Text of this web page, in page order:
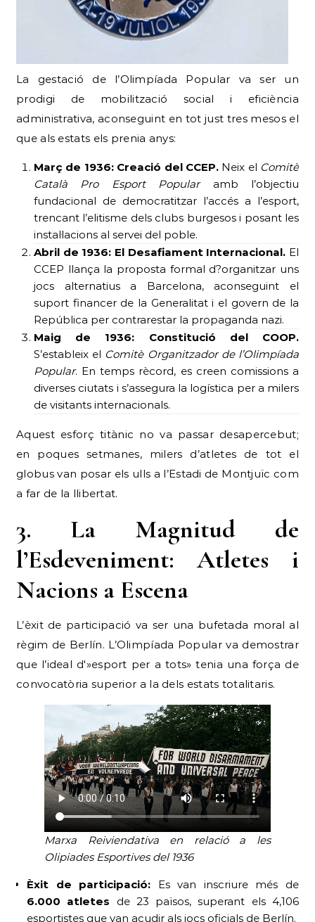
La gestació de l’Olimpíada Popular va ser un
prodigi de mobilització social i eficiència
administrativa, aconseguint en tot just tres mesos el
que als estats els prenia anys:
Març de 1936: Creació del CCEP.Neix el Comitè
Català Pro Esport Popularamb l’objectiu
fundacional de democratitzar l’accés a l’esport,
trencant l’elitisme dels clubs burgesos i posant les
instal·lacions al servei del poble.
Abril de 1936: El Desafiament Internacional. El
CCEP llança la proposta formal d?organitzar uns
jocs alternatius a Barcelona, ​​aconseguint el
suport financer de la Generalitat i el govern de la
República per contrarestar la propaganda nazi.
Maig de 1936: Constitució del COOP.
S’estableix el Comitè Organitzador de l’Olimpíada
Popular. En temps rècord, es creen comissions a
diverses ciutats i s’assegura la logística per a milers
de visitants internacionals.
Aquest esforç titànic no va passar desapercebut;
en poques setmanes, milers d’atletes de tot el
globus van posar els ulls a l’Estadi de Montjuïc com
a far de la llibertat.
3. La Magnitud de
l’Esdeveniment: Atletes i
Nacions a Escena
L’èxit de participació va ser una bufetada moral al
règim de Berlín. L’Olimpíada Popular va demostrar
que l’ideal d'»esport per a tots» tenia una força de
convocatòria superior a la dels estats totalitaris.
Marxa Reiviendativa en relació a les
Olipiades Esportives del 1936
Èxit de participació: Es van inscriure més de
6.000 atletes de 23 països, superant els 4,106
esportistes que van acudir als jocs oficials de Berlín.